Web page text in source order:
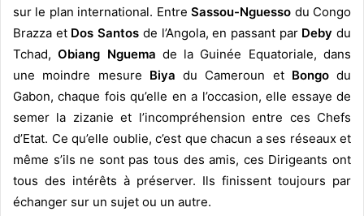
sur le plan international. EntreSassou-Nguesso du Congo
Brazza et Dos Santos de l’Angola, en passant par Deby du
Tchad,Obiang Nguema de la Guinée Equatoriale, dans
une moindre mesure Biya du Cameroun et Bongodu
Gabon, chaque fois qu’elle en a l’occasion, elle essaye de
semer la zizanie et l’incompréhension entre ces Chefs
d’Etat. Ce qu’elle oublie, c’est que chacun a ses réseaux et
même s’ils ne sont pas tous des amis, ces Dirigeants ont
tous des intérêts à préserver. Ils finissent toujours par
échanger sur un sujet ou un autre.